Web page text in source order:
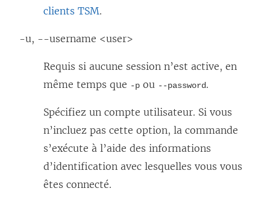
clients TSM.
-u, --username <user>
Requis si aucune session n’est active, en
même temps que -p ou --password.
Spécifiez un compte utilisateur. Si vous
n’incluez pas cette option, la commande
s’exécute à l’aide des informations
d’identification avec lesquelles vous vous
êtes connecté.